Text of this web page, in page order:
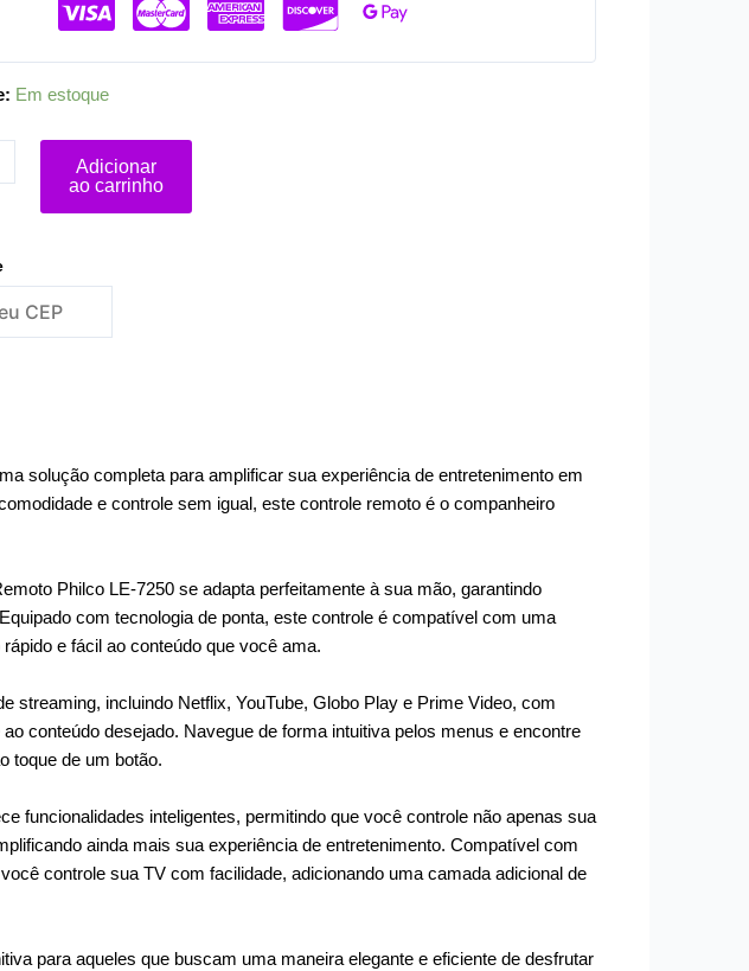
Em estoque
Adicionar
ao carrinho
solução completa para amplificar sua experiência de entretenimento em
e controle sem igual, este controle remoto é o companheiro
Philco LE-7250 se adapta perfeitamente à sua mão, garantindo
com tecnologia de ponta, este controle é compatível com uma
e fácil ao conteúdo que você ama.
streaming, incluindo Netflix, YouTube, Globo Play e Prime Video, com
conteúdo desejado. Navegue de forma intuitiva pelos menus e encontre
toque de um botão.
funcionalidades inteligentes, permitindo que você controle não apenas sua
ainda mais sua experiência de entretenimento. Compatível com
controle sua TV com facilidade, adicionando uma camada adicional de
para aqueles que buscam uma maneira elegante e eficiente de desfrutar